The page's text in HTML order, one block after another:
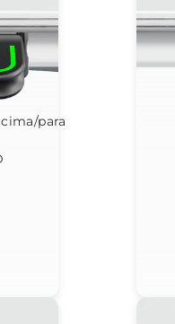
para